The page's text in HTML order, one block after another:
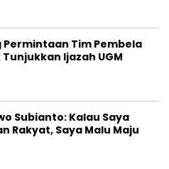
Tim Pembela
Ijazah UGM
Subianto: Kalau Saya
Rakyat, Saya Malu Maju